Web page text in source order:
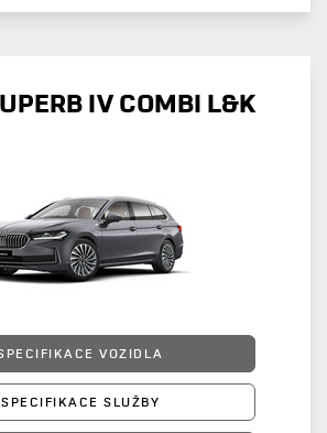
IV COMBI L&K
VOZIDLA
SPECIFIKACE SLUŽBY